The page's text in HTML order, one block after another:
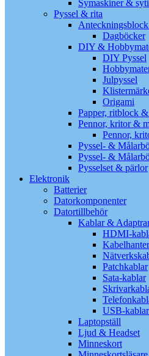
Symaskiner &
Pyssel & rita
Dagböcker
DIY &
DIY Pyssel
Julpyssel
Origami
Papper, ritblock
Pennor, kritor &
Pennor,
Pyssel- &
Pyssel- &
Pysselset & pärlor
Elektronik
Batterier
Datorkomponenter
Datortillbehör
Kablar &
HDMI-
Patchkablar
Sata-kablar
USB-
Laptopställ
Ljud & Headset
Minneskort